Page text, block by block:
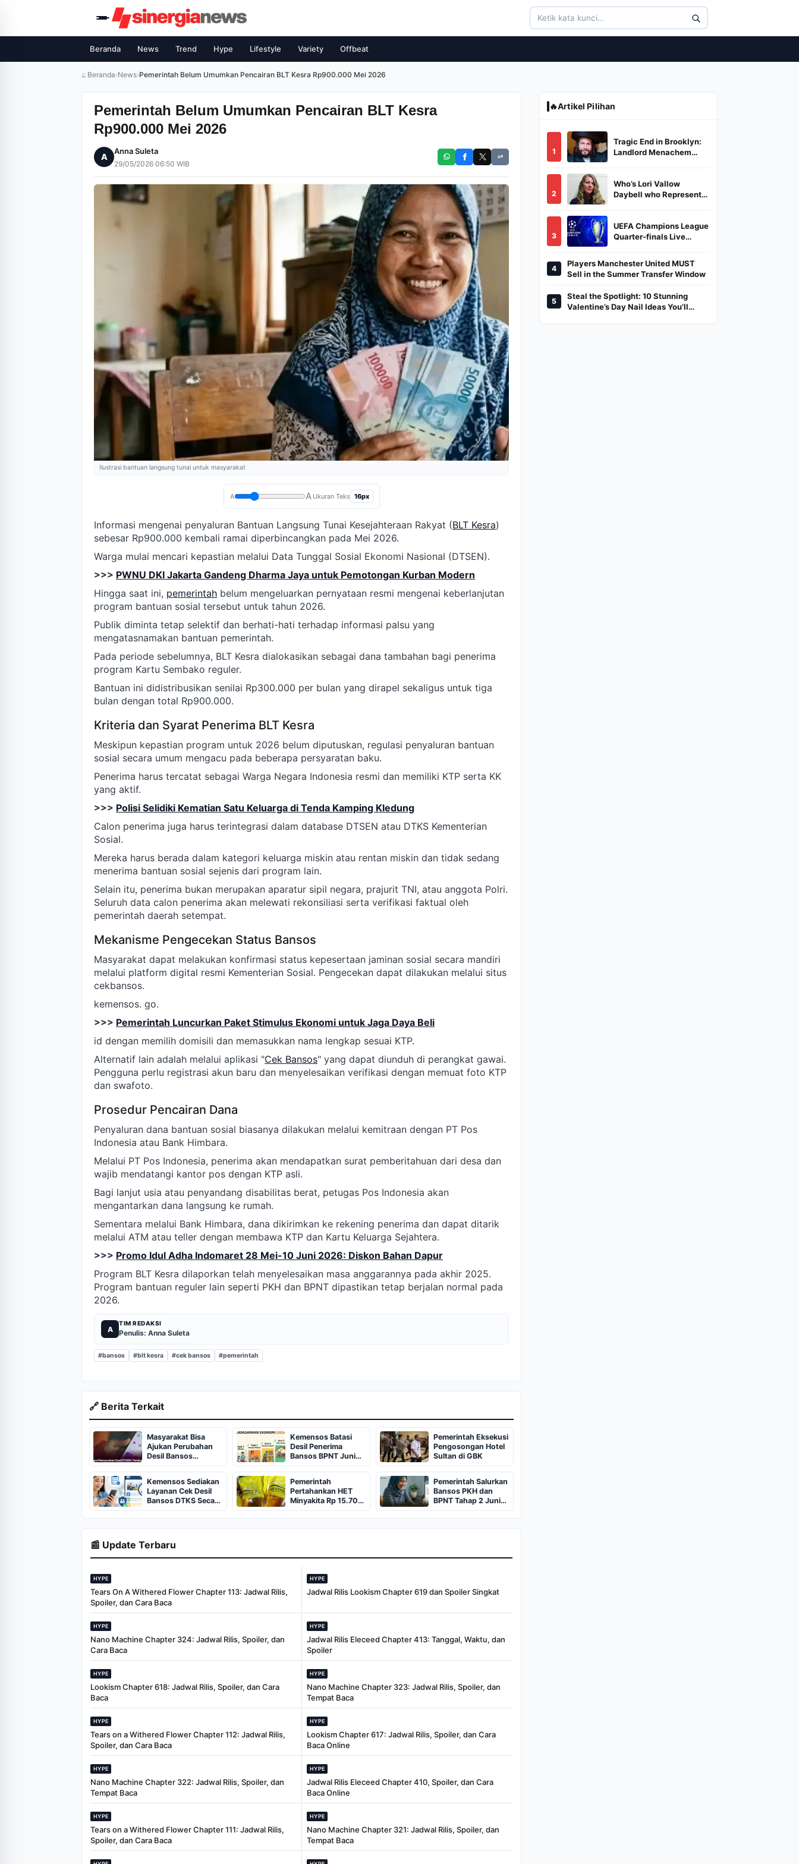
Beranda News Trend Hype Lifestyle Variety Offbeat
⌂ Beranda›News›Pemerintah Belum Umumkan Pencairan BLT Kesra Rp900.000 Mei 2026
Pemerintah Belum Umumkan Pencairan BLT Kesra
Rp900.000 Mei 2026
A
Anna Suleta
29/05/2026 06:50 WIB
Ilustrasi bantuan langsung tunai untuk masyarakat
A A Ukuran Teks 16px
Informasi mengenai penyaluran Bantuan Langsung Tunai Kesejahteraan Rakyat (BLT Kesra)
sebesar Rp900.000 kembali ramai diperbincangkan pada Mei 2026.
Warga mulai mencari kepastian melalui Data Tunggal Sosial Ekonomi Nasional (DTSEN).
>>> PWNU DKI Jakarta Gandeng Dharma Jaya untuk Pemotongan Kurban Modern
Hingga saat ini, pemerintah belum mengeluarkan pernyataan resmi mengenai keberlanjutan
program bantuan sosial tersebut untuk tahun 2026.
Publik diminta tetap selektif dan berhati-hati terhadap informasi palsu yang
mengatasnamakan bantuan pemerintah.
Pada periode sebelumnya, BLT Kesra dialokasikan sebagai dana tambahan bagi penerima
program Kartu Sembako reguler.
Bantuan ini didistribusikan senilai Rp300.000 per bulan yang dirapel sekaligus untuk tiga
bulan dengan total Rp900.000.
Kriteria dan Syarat Penerima BLT Kesra
Meskipun kepastian program untuk 2026 belum diputuskan, regulasi penyaluran bantuan
sosial secara umum mengacu pada beberapa persyaratan baku.
Penerima harus tercatat sebagai Warga Negara Indonesia resmi dan memiliki KTP serta KK
yang aktif.
>>> Polisi Selidiki Kematian Satu Keluarga di Tenda Kamping Kledung
Calon penerima juga harus terintegrasi dalam database DTSEN atau DTKS Kementerian
Sosial.
Mereka harus berada dalam kategori keluarga miskin atau rentan miskin dan tidak sedang
menerima bantuan sosial sejenis dari program lain.
Selain itu, penerima bukan merupakan aparatur sipil negara, prajurit TNI, atau anggota Polri.
Seluruh data calon penerima akan melewati rekonsiliasi serta verifikasi faktual oleh
pemerintah daerah setempat.
Mekanisme Pengecekan Status Bansos
Masyarakat dapat melakukan konfirmasi status kepesertaan jaminan sosial secara mandiri
melalui platform digital resmi Kementerian Sosial. Pengecekan dapat dilakukan melalui situs
cekbansos.
kemensos. go.
>>> Pemerintah Luncurkan Paket Stimulus Ekonomi untuk Jaga Daya Beli
id dengan memilih domisili dan memasukkan nama lengkap sesuai KTP.
Alternatif lain adalah melalui aplikasi "Cek Bansos" yang dapat diunduh di perangkat gawai.
Pengguna perlu registrasi akun baru dan menyelesaikan verifikasi dengan memuat foto KTP
dan swafoto.
Prosedur Pencairan Dana
Penyaluran dana bantuan sosial biasanya dilakukan melalui kemitraan dengan PT Pos
Indonesia atau Bank Himbara.
Melalui PT Pos Indonesia, penerima akan mendapatkan surat pemberitahuan dari desa dan
wajib mendatangi kantor pos dengan KTP asli.
Bagi lanjut usia atau penyandang disabilitas berat, petugas Pos Indonesia akan
mengantarkan dana langsung ke rumah.
Sementara melalui Bank Himbara, dana dikirimkan ke rekening penerima dan dapat ditarik
melalui ATM atau teller dengan membawa KTP dan Kartu Keluarga Sejahtera.
>>> Promo Idul Adha Indomaret 28 Mei-10 Juni 2026: Diskon Bahan Dapur
Program BLT Kesra dilaporkan telah menyelesaikan masa anggarannya pada akhir 2025.
Program bantuan reguler lain seperti PKH dan BPNT dipastikan tetap berjalan normal pada
2026.
A
TIM REDAKSI
Penulis: Anna Suleta
#bansos #blt kesra #cek bansos #pemerintah
🔗 Berita Terkait
Masyarakat Bisa
Ajukan Perubahan
Desil Bansos
Kemensos Melalui
Aplikasi
Kemensos Batasi
Desil Penerima
Bansos BPNT Juni
2026
Pemerintah Eksekusi
Pengosongan Hotel
Sultan di GBK
Kemensos Sediakan
Layanan Cek Desil
Bansos DTKS Secara
Online
Pemerintah
Pertahankan HET
Minyakita Rp 15.700
per Liter
Pemerintah Salurkan
Bansos PKH dan
BPNT Tahap 2 Juni
2026
📰 Update Terbaru
HYPE
Tears On A Withered Flower Chapter 113: Jadwal Rilis,
Spoiler, dan Cara Baca
HYPE
Jadwal Rilis Lookism Chapter 619 dan Spoiler Singkat
HYPE
Nano Machine Chapter 324: Jadwal Rilis, Spoiler, dan
Cara Baca
HYPE
Jadwal Rilis Eleceed Chapter 413: Tanggal, Waktu, dan
Spoiler
HYPE
Lookism Chapter 618: Jadwal Rilis, Spoiler, dan Cara
Baca
HYPE
Nano Machine Chapter 323: Jadwal Rilis, Spoiler, dan
Tempat Baca
HYPE
Tears on a Withered Flower Chapter 112: Jadwal Rilis,
Spoiler, dan Cara Baca
HYPE
Lookism Chapter 617: Jadwal Rilis, Spoiler, dan Cara
Baca Online
HYPE
Nano Machine Chapter 322: Jadwal Rilis, Spoiler, dan
Tempat Baca
HYPE
Jadwal Rilis Eleceed Chapter 410, Spoiler, dan Cara
Baca Online
HYPE
Tears on a Withered Flower Chapter 111: Jadwal Rilis,
Spoiler, dan Cara Baca
HYPE
Nano Machine Chapter 321: Jadwal Rilis, Spoiler, dan
Tempat Baca
🔥Artikel Pilihan
1
Tragic End in Brooklyn:
Landlord Menachem
Burned in a Dumpster
2
Who’s Lori Vallow
Daybell who Represents
3
UEFA Champions League
Quarter-finals Live
And Where To Watch
4
Players Manchester United MUST
Sell in the Summer Transfer Window
5
Steal the Spotlight: 10 Stunning
Valentine’s Day Nail Ideas You’ll